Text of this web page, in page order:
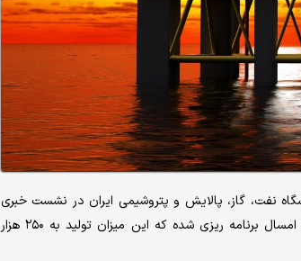
نمایشگاه نفت، گاز، پالایش و پتروشیمی ایران در نشست خبری
گفت: از ابتدای دولت چهاردهم میزان تولید نفت ۱۵۰ هزار بشکه در روز شد و برای امسال برنامه ریزی شده که این میزان تولید به ۲۵۰ هزار